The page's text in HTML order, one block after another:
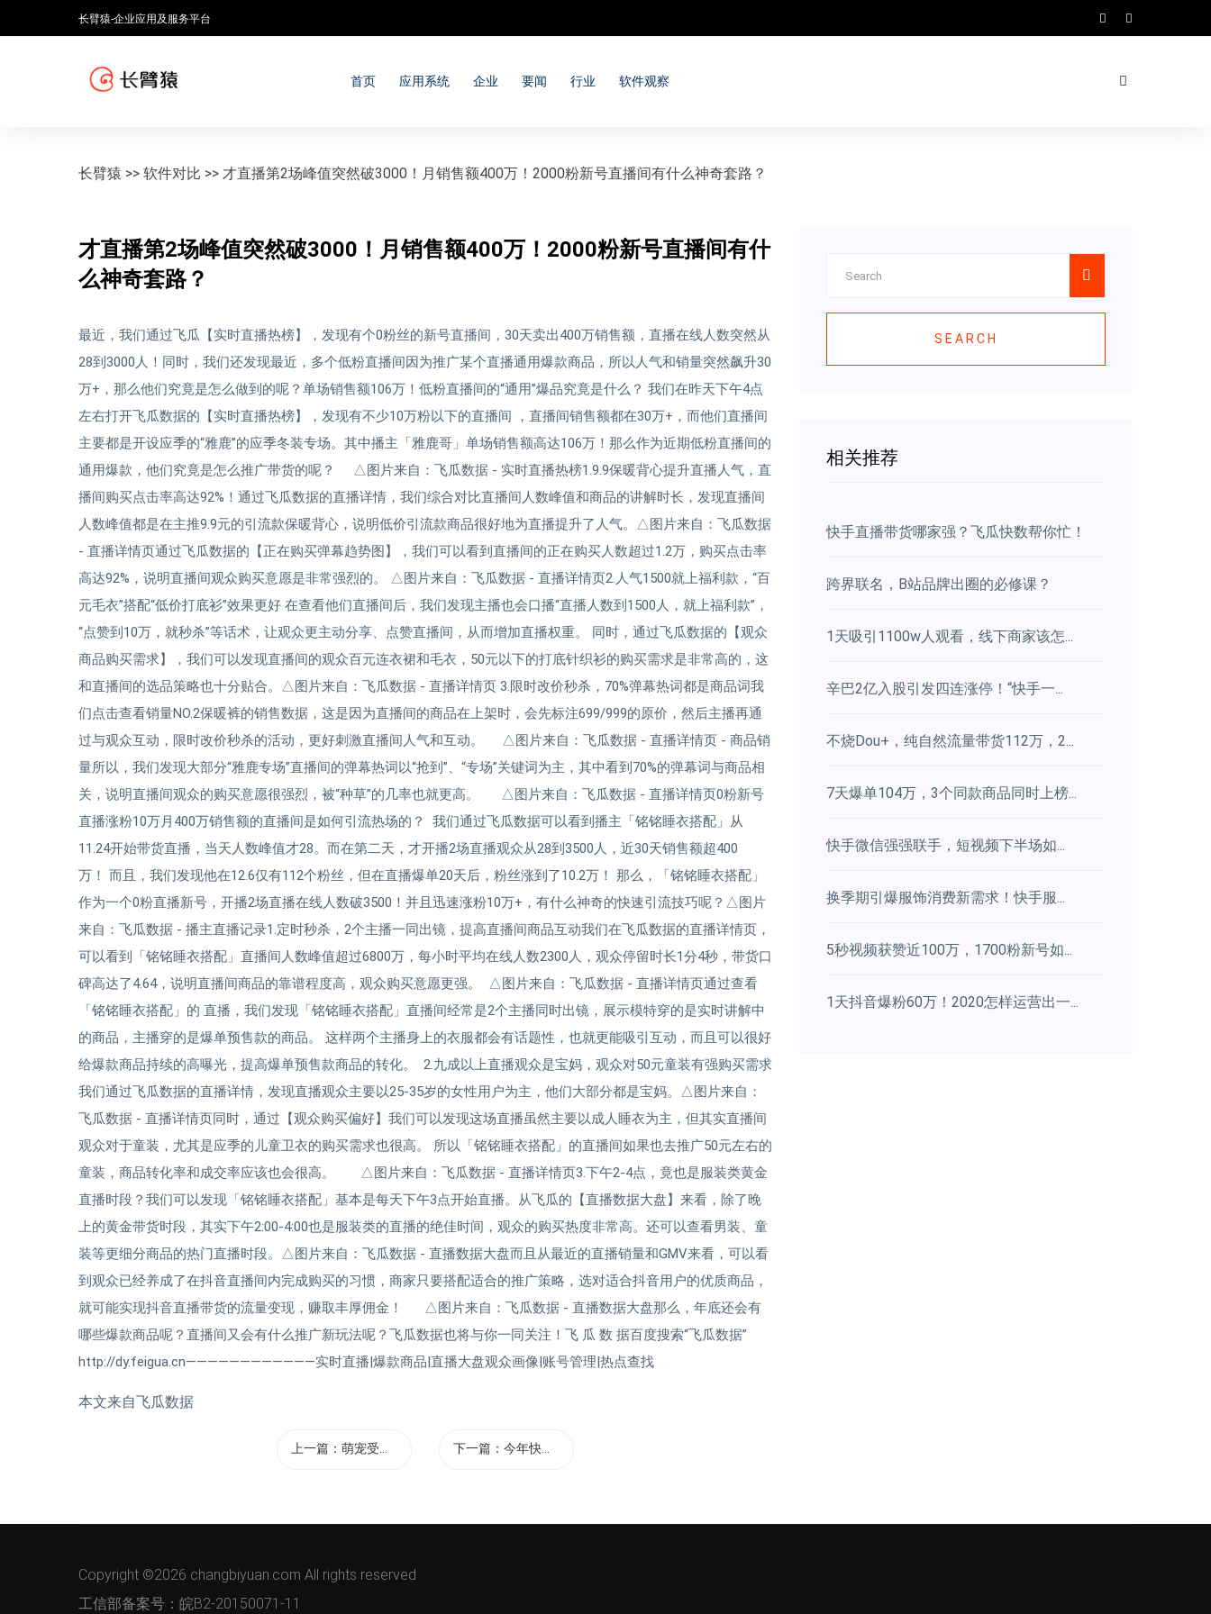
长臂猿-企业应用及服务平台
首页 应用系统 企业 要闻 行业 软件观察
长臂猿 >> 软件对比 >> 才直播第2场峰值突然破3000！月销售额400万！2000粉新号直播间有什么神奇套路？
才直播第2场峰值突然破3000！月销售额400万！2000粉新号直播间有什
么神奇套路？
最近，我们通过飞瓜【实时直播热榜】，发现有个0粉丝的新号直播间，30天卖出400万销售额，直播在线人数突然从
28到3000人！同时，我们还发现最近，多个低粉直播间因为推广某个直播通用爆款商品，所以人气和销量突然飙升30
万+，那么他们究竟是怎么做到的呢？单场销售额106万！低粉直播间的“通用”爆品究竟是什么？ 我们在昨天下午4点
左右打开飞瓜数据的【实时直播热榜】，发现有不少10万粉以下的直播间 ，直播间销售额都在30万+，而他们直播间
主要都是开设应季的“雅鹿”的应季冬装专场。其中播主「雅鹿哥」单场销售额高达106万！那么作为近期低粉直播间的
通用爆款，他们究竟是怎么推广带货的呢？ △图片来自：飞瓜数据 - 实时直播热榜1.9.9保暖背心提升直播人气，直
播间购买点击率高达92%！通过飞瓜数据的直播详情，我们综合对比直播间人数峰值和商品的讲解时长，发现直播间
人数峰值都是在主推9.9元的引流款保暖背心，说明低价引流款商品很好地为直播提升了人气。△图片来自：飞瓜数据
- 直播详情页通过飞瓜数据的【正在购买弹幕趋势图】，我们可以看到直播间的正在购买人数超过1.2万，购买点击率
高达92%，说明直播间观众购买意愿是非常强烈的。 △图片来自：飞瓜数据 - 直播详情页2.人气1500就上福利款，“百
元毛衣”搭配“低价打底衫”效果更好 在查看他们直播间后，我们发现主播也会口播“直播人数到1500人，就上福利款”，
“点赞到10万，就秒杀”等话术，让观众更主动分享、点赞直播间，从而增加直播权重。 同时，通过飞瓜数据的【观众
商品购买需求】，我们可以发现直播间的观众百元连衣裙和毛衣，50元以下的打底针织衫的购买需求是非常高的，这
和直播间的选品策略也十分贴合。△图片来自：飞瓜数据 - 直播详情页 3.限时改价秒杀，70%弹幕热词都是商品词我
们点击查看销量NO.2保暖裤的销售数据，这是因为直播间的商品在上架时，会先标注699/999的原价，然后主播再通
过与观众互动，限时改价秒杀的活动，更好刺激直播间人气和互动。 △图片来自：飞瓜数据 - 直播详情页 - 商品销
量所以，我们发现大部分“雅鹿专场”直播间的弹幕热词以“抢到”、“专场”关键词为主，其中看到70%的弹幕词与商品相
关，说明直播间观众的购买意愿很强烈，被“种草”的几率也就更高。 △图片来自：飞瓜数据 - 直播详情页0粉新号
直播涨粉10万月400万销售额的直播间是如何引流热场的？ 我们通过飞瓜数据可以看到播主「铭铭睡衣搭配」从
11.24开始带货直播，当天人数峰值才28。而在第二天，才开播2场直播观众从28到3500人，近30天销售额超400
万！ 而且，我们发现他在12.6仅有112个粉丝，但在直播爆单20天后，粉丝涨到了10.2万！ 那么，「铭铭睡衣搭配」
作为一个0粉直播新号，开播2场直播在线人数破3500！并且迅速涨粉10万+，有什么神奇的快速引流技巧呢？△图片
来自：飞瓜数据 - 播主直播记录1.定时秒杀，2个主播一同出镜，提高直播间商品互动我们在飞瓜数据的直播详情页，
可以看到「铭铭睡衣搭配」直播间人数峰值超过6800万，每小时平均在线人数2300人，观众停留时长1分4秒，带货口
碑高达了4.64，说明直播间商品的靠谱程度高，观众购买意愿更强。 △图片来自：飞瓜数据 - 直播详情页通过查看
「铭铭睡衣搭配」的 直播，我们发现「铭铭睡衣搭配」直播间经常是2个主播同时出镜，展示模特穿的是实时讲解中
的商品，主播穿的是爆单预售款的商品。 这样两个主播身上的衣服都会有话题性，也就更能吸引互动，而且可以很好
给爆款商品持续的高曝光，提高爆单预售款商品的转化。 2.九成以上直播观众是宝妈，观众对50元童装有强购买需求
我们通过飞瓜数据的直播详情，发现直播观众主要以25-35岁的女性用户为主，他们大部分都是宝妈。△图片来自：
飞瓜数据 - 直播详情页同时，通过【观众购买偏好】我们可以发现这场直播虽然主要以成人睡衣为主，但其实直播间
观众对于童装，尤其是应季的儿童卫衣的购买需求也很高。 所以「铭铭睡衣搭配」的直播间如果也去推广50元左右的
童装，商品转化率和成交率应该也会很高。 △图片来自：飞瓜数据 - 直播详情页3.下午2-4点，竟也是服装类黄金
直播时段？我们可以发现「铭铭睡衣搭配」基本是每天下午3点开始直播。从飞瓜的【直播数据大盘】来看，除了晚
上的黄金带货时段，其实下午2:00-4:00也是服装类的直播的绝佳时间，观众的购买热度非常高。还可以查看男装、童
装等更细分商品的热门直播时段。△图片来自：飞瓜数据 - 直播数据大盘而且从最近的直播销量和GMV来看，可以看
到观众已经养成了在抖音直播间内完成购买的习惯，商家只要搭配适合的推广策略，选对适合抖音用户的优质商品，
就可能实现抖音直播带货的流量变现，赚取丰厚佣金！ △图片来自：飞瓜数据 - 直播数据大盘那么，年底还会有
哪些爆款商品呢？直播间又会有什么推广新玩法呢？飞瓜数据也将与你一同关注！飞 瓜 数 据百度搜索“飞瓜数据”
http://dy.feigua.cn————————————实时直播|爆款商品|直播大盘观众画像|账号管理|热点查找
本文来自飞瓜数据
下一篇： 今年快手12...
上一篇： 萌宠受众超...
SEARCH
相关推荐
快手直播带货哪家强？飞瓜快数帮你忙！
跨界联名，B站品牌出圈的必修课？
1天吸引1100w人观看，线下商家该怎...
辛巴2亿入股引发四连涨停！“快手一...
不烧Dou+，纯自然流量带货112万，2...
7天爆单104万，3个同款商品同时上榜...
快手微信强强联手，短视频下半场如...
换季期引爆服饰消费新需求！快手服...
5秒视频获赞近100万，1700粉新号如...
1天抖音爆粉60万！2020怎样运营出一...
Copyright ©2026 changbiyuan.com All rights reserved
工信部备案号：皖B2-20150071-11